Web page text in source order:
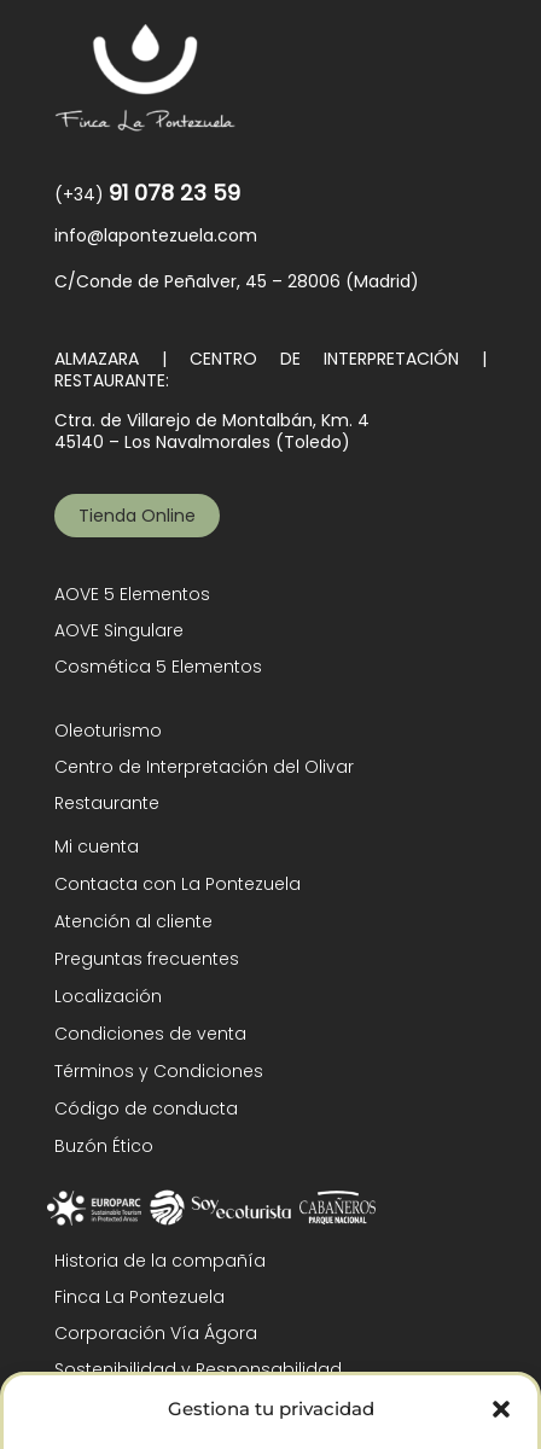
Gestiona tu privacidad
(+34) 91 078 23 59
info@lapontezuela.com
C/Conde de Peñalver, 45 – 28006 (Madrid)
ALMAZARA | CENTRO DE INTERPRETACIÓN |
RESTAURANTE:
Ctra. de Villarejo de Montalbán, Km. 4
45140 – Los Navalmorales (Toledo)
Tienda Online
AOVE 5 Elementos
AOVE Singulare
Cosmética 5 Elementos
Oleoturismo
Centro de Interpretación del Olivar
Restaurante
Mi cuenta
Contacta con La Pontezuela
Atención al cliente
Preguntas frecuentes
Localización
Condiciones de venta
Términos y Condiciones
Código de conducta
Buzón Ético
Historia de la compañía
Finca La Pontezuela
Corporación Vía Ágora
Sostenibilidad y Responsabilidad
RSC y Fundación Gómez-Pintado